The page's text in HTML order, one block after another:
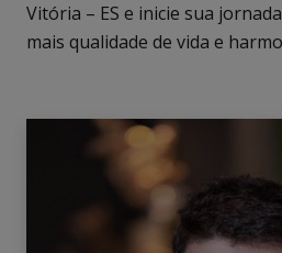
Vitória – ES e inicie sua
mais qualidade de vida e